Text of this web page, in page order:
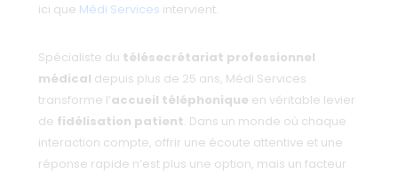
ici que Médi Services intervient.
Spécialiste du télésecrétariat professionnel
médical depuis plus de 25 ans, Médi Services
transforme l’accueil téléphonique en véritable levier
de fidélisation patient. Dans un monde où chaque
interaction compte, offrir une écoute attentive et une
réponse rapide n’est plus une option, mais un facteur